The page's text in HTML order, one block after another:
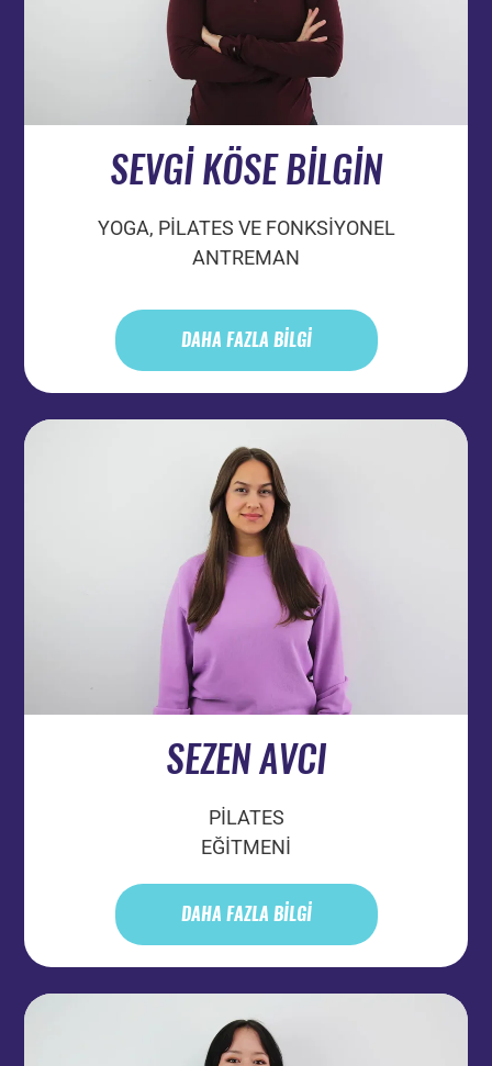
SEVGİ KÖSE BİLGİN
YOGA, PİLATES VE FONKSİYONEL
ANTREMAN
DAHA FAZLA BİLGİ
SEZEN AVCI
PİLATES
EĞİTMENİ
DAHA FAZLA BİLGİ